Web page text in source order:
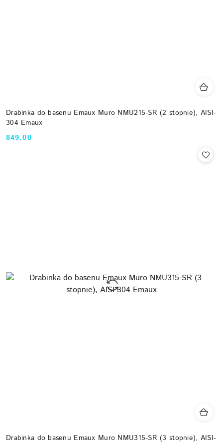
Drabinka do basenu Emaux Muro NMU215-SR (2 stopnie), AISI-
304 Emaux
Cena:
849.00
Drabinka do basenu Emaux Muro NMU315-SR (3 stopnie), AISI-